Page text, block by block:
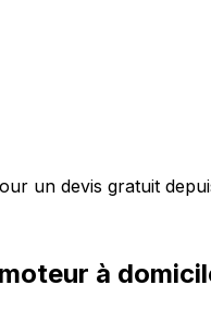
un devis gratuit
à